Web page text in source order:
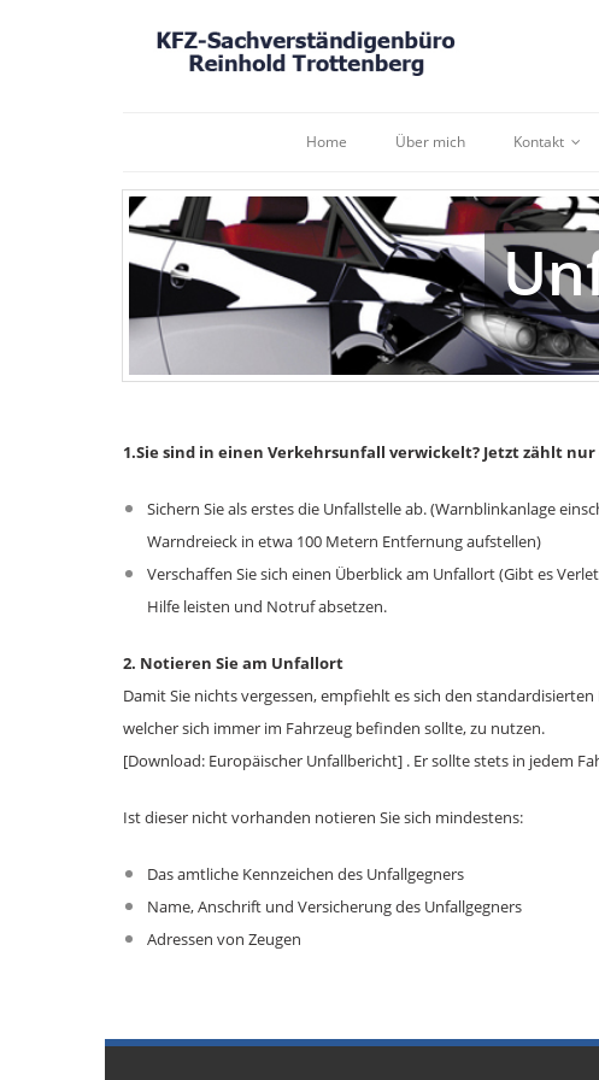
Home Über mich Kontakt
1.Sie sind in einen Verkehrsunfall verwickelt? Jetzt zählt nur
Sichern Sie als erstes die Unfallstelle ab. (Warnblinkanlage
Warndreieck in etwa 100 Metern Entfernung aufstellen)
Verschaffen Sie sich einen Überblick am Unfallort (Gibt es
Hilfe leisten und Notruf absetzen.
2. Notieren Sie am Unfallort
Damit Sie nichts vergessen, empfiehlt es sich den standardisierten
welcher sich immer im Fahrzeug befinden sollte, zu nutzen.
[Download: Europäischer Unfallbericht] . Er sollte stets in jedem
Ist dieser nicht vorhanden notieren Sie sich mindestens:
Das amtliche Kennzeichen des Unfallgegners
Name, Anschrift und Versicherung des Unfallgegners
Adressen von Zeugen